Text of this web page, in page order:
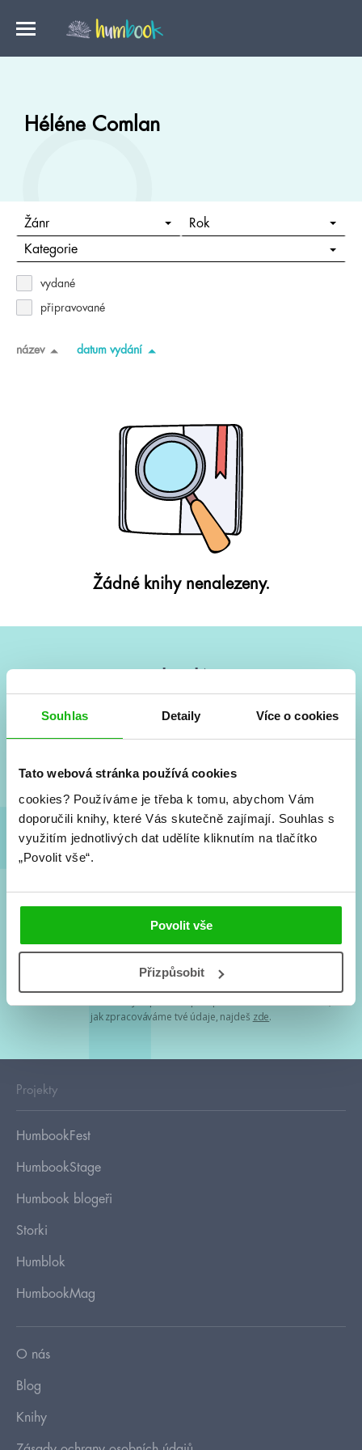
Souhlas Detaily Více o cookies
Tato webová stránka používá cookies
cookies? Používáme je třeba k tomu, abychom Vám
doporučili knihy, které Vás skutečně zajímají. Souhlas s
využitím jednotlivých dat udělíte kliknutím na tlačítko
„Povolit vše“.
Povolit vše
Přizpůsobit
Héléne Comlan
Žánr Rok
Kategorie
vydané
připravované
název datum vydání
Žádné knihy nenalezeny.
Vše kolem #youngadult každý měsíc rovnou do mailu!
a seriálové adaptace a další.
Souhlasím spodmínkami zpracování osobních údajů
Tvá e-mailová adresa je u nás v bezpečí. Přečti si
jak zpracováváme tvé údaje, najdeš zde.
Projekty
HumbookFest
HumbookStage
Humbook blogeři
Storki
Humblok
HumbookMag
O nás
Blog
Knihy